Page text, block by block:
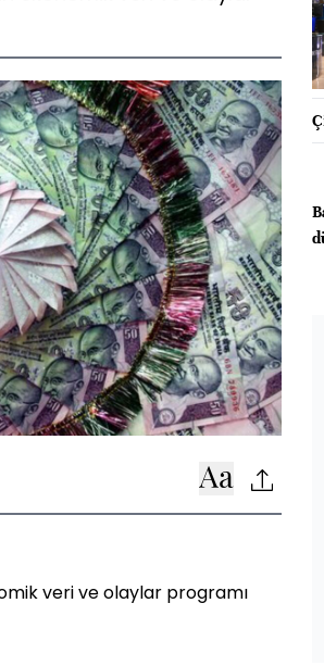
veri ve olaylar programı